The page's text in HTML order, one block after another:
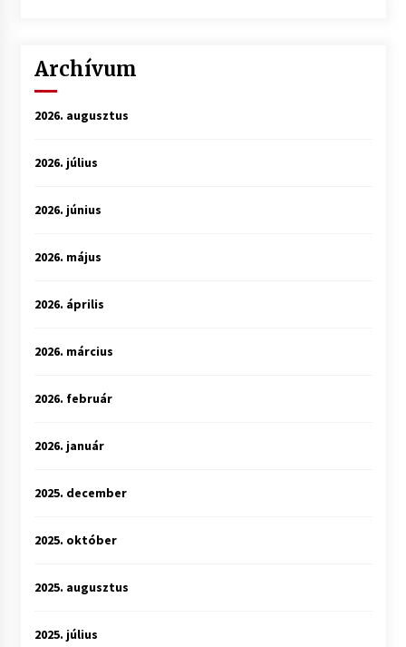
Archívum
2026. augusztus
2026. július
2026. június
2026. május
2026. április
2026. március
2026. február
2026. január
2025. december
2025. október
2025. augusztus
2025. július